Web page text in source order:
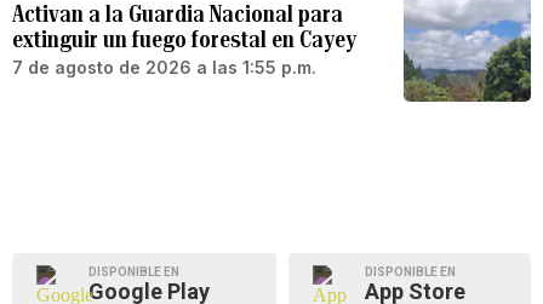
Activan a la Guardia Nacional para
extinguir un fuego forestal en Cayey
7 de agosto de 2026 a las 1:55 p.m.
DISPONIBLE EN
Google Play
DISPONIBLE EN
App Store